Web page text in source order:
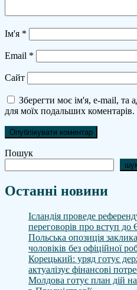
Ім'я *
Email *
Сайт
Зберегти моє ім'я, e-mail, та
для моїх подальших коментарів.
Пошук
Останні новини
Ісландія проведе
переговорів про вступ до
Польська опозиція
чоловіків без офіційної
Корецький: уряд готує
актуалізує фінансові
Молдова готує план дій